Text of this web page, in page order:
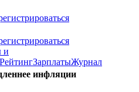
и
РейтингЗарплатыЖурнал
инфляции